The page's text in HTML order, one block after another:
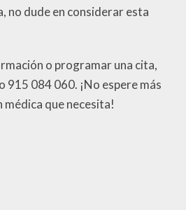
no dude en considerar esta
o programar una cita,
915 084 060. ¡No espere más
que necesita!